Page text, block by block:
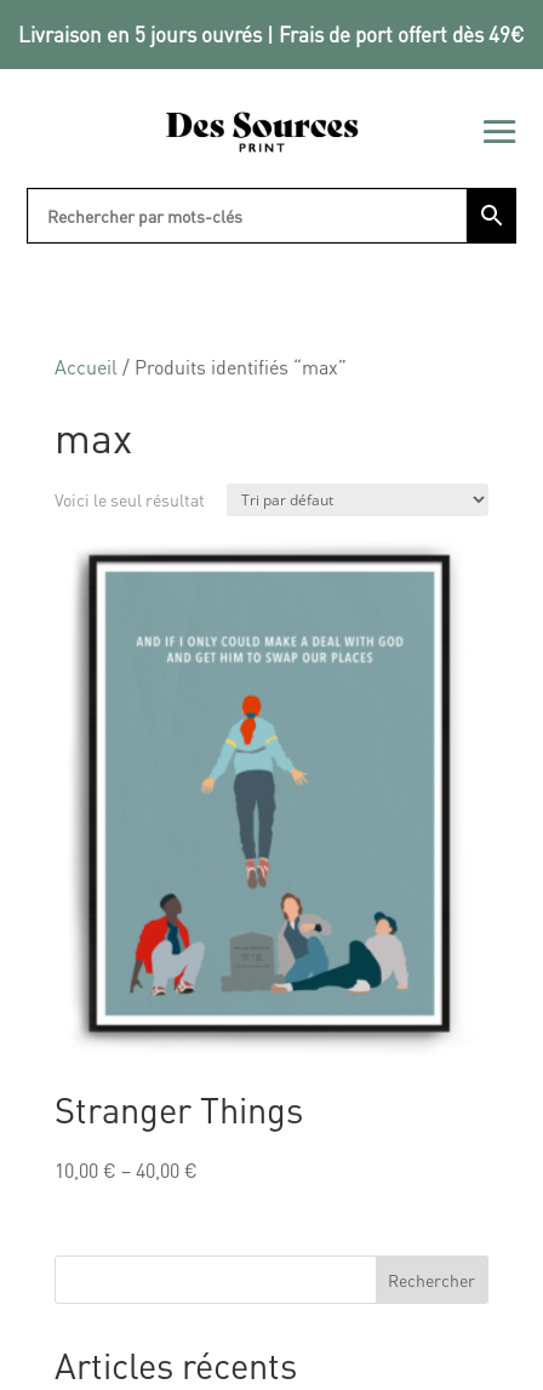
Livraison en 5 jours ouvrés | Frais de port offert dès 49€
Accueil / Produits identifiés “max”
max
Voici le seul résultat
Stranger Things
10,00€ –40,00€
Rechercher
Articles récents